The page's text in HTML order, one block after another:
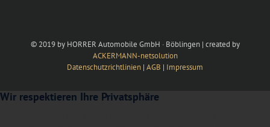
© 2019 by HORRER Automobile GmbH · Böblingen | created by
ACKERMANN-netsolution
Datenschutzrichtlinien | AGB | Impressum
Wir respektieren Ihre Privatsphäre